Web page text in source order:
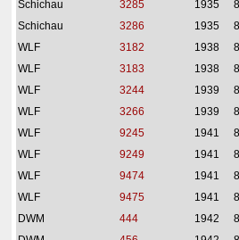
Schichau
3285 1935
Schichau
3286 1935
WLF
3182 1938
WLF
3183 1938
WLF
3244 1939
WLF
3266 1939
WLF
9245 1941
WLF
9249 1941
WLF
9474 1941
WLF
9475 1941
DWM
444 1942